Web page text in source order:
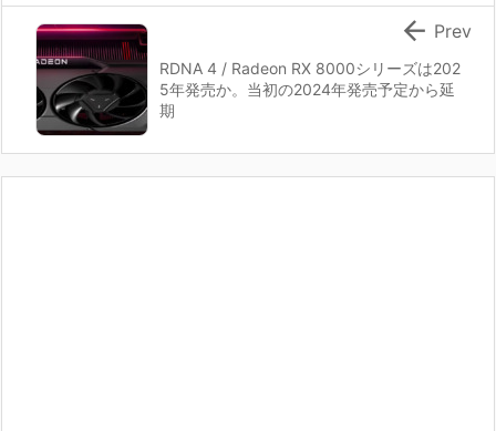
RDNA 4 / Radeon RX 8000シリーズは202
5年発売か。当初の2024年発売予定から延
期
 Prev